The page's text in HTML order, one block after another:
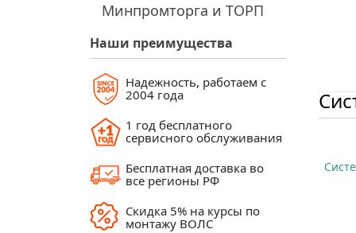
Минпромторга и ТОРП
Наши преимущества
Надежность, работаем с
2004 года
1 год бесплатного
сервисного обслуживания
Бесплатная доставка во
все регионы РФ
Скидка 5% на курсы по
монтажу ВОЛС